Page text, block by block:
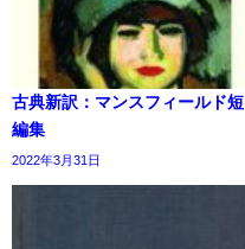
古典新訳：マンスフィールド短
編集
2022年3月31日